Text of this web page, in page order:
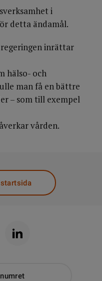
i
detta ändamål.
inrättar
hälso- och
man få en bättre
– som till exempel
vården.